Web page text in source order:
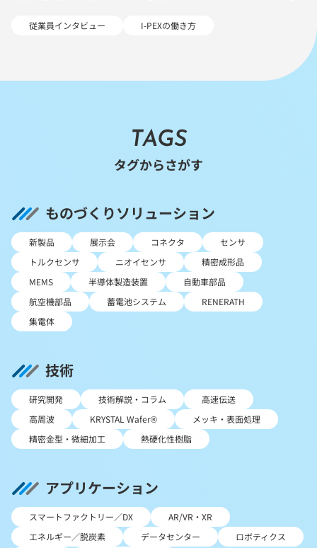
従業員インタビュー I-PEXの働き方
TAGS
タグからさがす
ものづくりソリューション
新製品 展示会 コネクタ
センサ
トルクセンサ
ニオイセンサ
精密成形品
MEMS
半導体製造装置
自動車部品
航空機部品
蓄電池システム
RENERATH
集電体
技術
研究開発 技術解説・コラム
高速伝送
高周波
KRYSTAL Wafer®
メッキ・表面処理
精密金型・微細加工
熱硬化性樹脂
アプリケーション
スマートファクトリー／DX
AR/VR・XR
エネルギー／脱炭素
データセンター
ロボティクス